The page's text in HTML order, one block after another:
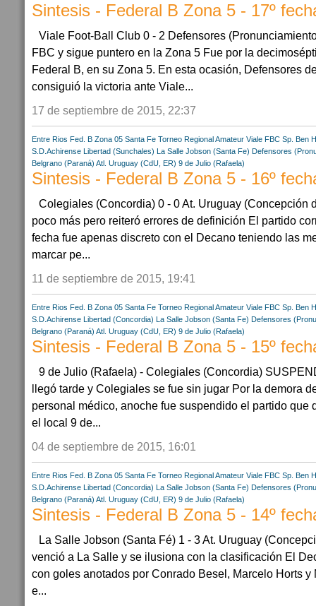
Sintesis - Federal B Zona 5 - 17º
Viale Foot-Ball Club 0 - 2 Defensores
FBC y sigue puntero en la Zona 5 Fue por la
Federal B, en su Zona 5. En esta ocasión, Defensores
consiguió la victoria ante Viale...
17 de septiembre de 2015, 22:37
Entre Rios Fed. B Zona 05 Santa Fe Torneo Regional Amateur Viale FBC Sp. Ben
S.D.Achirense Libertad (Sunchales) La Salle Jobson (Santa Fe) Defensores
Belgrano (Paraná) Atl. Uruguay (CdU, ER) 9 de Julio (Rafaela)
Sintesis - Federal B Zona 5 - 16º
Colegiales (Concordia) 0 - 0 At. Uruguay (Concepción
poco más pero reiteró errores de definición El partido
fecha fue apenas discreto con el Decano teniendo las
marcar pe...
11 de septiembre de 2015, 19:41
Entre Rios Fed. B Zona 05 Santa Fe Torneo Regional Amateur Viale FBC Sp. Ben
S.D.Achirense Libertad (Concordia) La Salle Jobson (Santa Fe) Defensores
Belgrano (Paraná) Atl. Uruguay (CdU, ER) 9 de Julio (Rafaela)
Sintesis - Federal B Zona 5 - 15º
9 de Julio (Rafaela) - Colegiales (Concordia)
llegó tarde y Colegiales se fue sin jugar Por la demora
personal médico, anoche fue suspendido el partido que
el local 9 de...
04 de septiembre de 2015, 16:01
Entre Rios Fed. B Zona 05 Santa Fe Torneo Regional Amateur Viale FBC Sp. Ben
S.D.Achirense Libertad (Concordia) La Salle Jobson (Santa Fe) Defensores
Belgrano (Paraná) Atl. Uruguay (CdU, ER) 9 de Julio (Rafaela)
Sintesis - Federal B Zona 5 - 14º
La Salle Jobson (Santa Fé) 1 - 3 At. Uruguay
venció a La Salle y se ilusiona con la clasificación El
con goles anotados por Conrado Besel, Marcelo Horts
e...